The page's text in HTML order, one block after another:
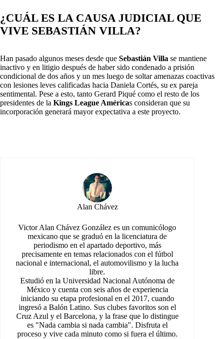
¿CUÁL ES LA CAUSA JUDICIAL QUE
VIVE SEBASTIÁN VILLA?
Han pasado algunos meses desde que Sebastián Villa se mantiene
inactivo y en litigio después de haber sido condenado a prisión
condicional de dos años y un mes luego de soltar amenazas coactivas
con lesiones leves calificadas hacia Daniela Cortés, su ex pareja
sentimental. Pese a esto, tanto Gerard Piqué como el resto de los
presidentes de la Kings League Américas consideran que su
incorporación generará mayor expectativa a este proyecto.
Alan Chávez
Victor Alan Chávez González es un comunicólogo
mexicano que se graduó en la licenciatura de
periodismo en el apartado deportivo, más
precisamente en temas relacionados con el fútbol
nacional e internacional, el automovilismo y la lucha
libre.
Estudió en la Universidad Nacional Autónoma de
México y cuenta con seis años de experiencia
iniciando su etapa profesional en el 2017, cuando
ingresó a Balón Latino. Sus clubes favoritos son el
Cruz Azul y el Barcelona, y la frase que lo distingue
es "Nada cambia si nada cambia". Disfruta el
proceso y vive cada minuto como si fuera el último.